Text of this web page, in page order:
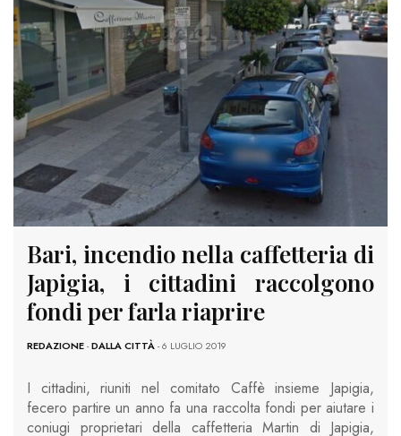
Bari, incendio nella caffetteria di
Japigia, i cittadini raccolgono
fondi per farla riaprire
REDAZIONE-DALLA CITTÀ- 6 LUGLIO 2019
I cittadini, riuniti nel comitato Caffè insieme Japigia,
fecero partire un anno fa una raccolta fondi per aiutare i
coniugi proprietari della caffetteria Martin di Japigia,